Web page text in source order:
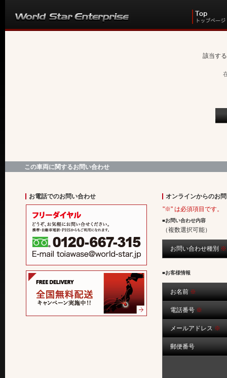
該当す
この車両に関するお問い合わせ
お電話でのお問い合わせ
オンラインからのお
"※" は必須項目です。
■お問い合わせ内容
（複数選択可能）
お問い合わせ種別 ※
■お客様情報
お名前 ※
電話番号 ※
メールアドレス ※
郵便番号